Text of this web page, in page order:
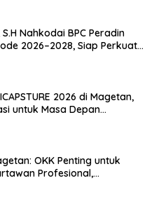
Nahkodai BPC Peradin
2026–2028, Siap Perkuat
2026 di Magetan,
untuk Masa Depan
OKK Penting untuk
Profesional,